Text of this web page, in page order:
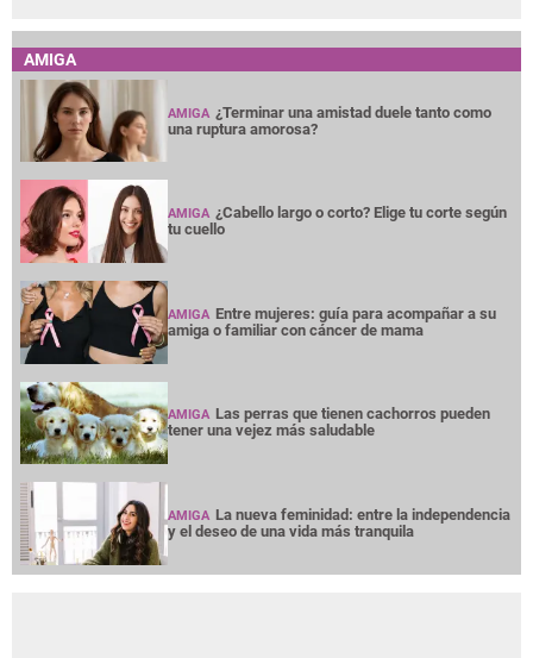
AMIGA
AMIGA ¿Terminar una amistad duele tanto como
una ruptura amorosa?
AMIGA ¿Cabello largo o corto? Elige tu corte según
tu cuello
AMIGA Entre mujeres: guía para acompañar a su
amiga o familiar con cáncer de mama
AMIGA Las perras que tienen cachorros pueden
tener una vejez más saludable
AMIGA La nueva feminidad: entre la independencia
y el deseo de una vida más tranquila